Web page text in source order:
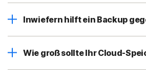
Inwiefern hilft ein Backup
Wie groß sollte Ihr Cloud-